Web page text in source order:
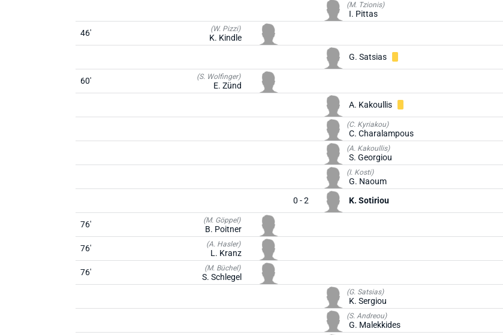
(M. Tzionis)
I. Pittas
46' (W. Pizzi)
K. Kindle
G. Satsias
60' (S. Wolfinger)
E. Zünd
A. Kakoullis
(C. Kyriakou)
C. Charalampous
(A. Kakoullis)
S. Georgiou
(I. Kosti)
G. Naoum
0 - 2 K. Sotiriou
76' (M. Göppel)
B. Poitner
76'
(A. Hasler)
L. Kranz
76'
(M. Büchel)
S. Schlegel
(G. Satsias)
K. Sergiou
(S. Andreou)
G. Malekkides